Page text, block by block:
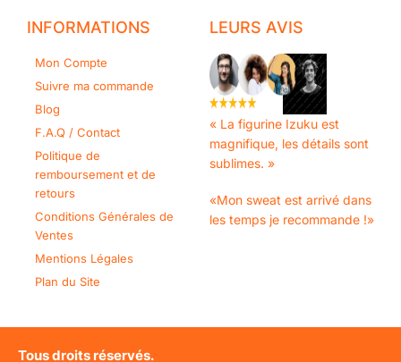
INFORMATIONS
Mon Compte
Suivre ma commande
Blog
F.A.Q / Contact
Politique de
remboursement et de
retours
Conditions Générales de
Ventes
Mentions Légales
Plan du Site
LEURS AVIS
« La figurine Izuku est
magnifique, les détails sont
sublimes. »
«Mon sweat est arrivé dans
les temps je recommande !»
Tous droits réservés.